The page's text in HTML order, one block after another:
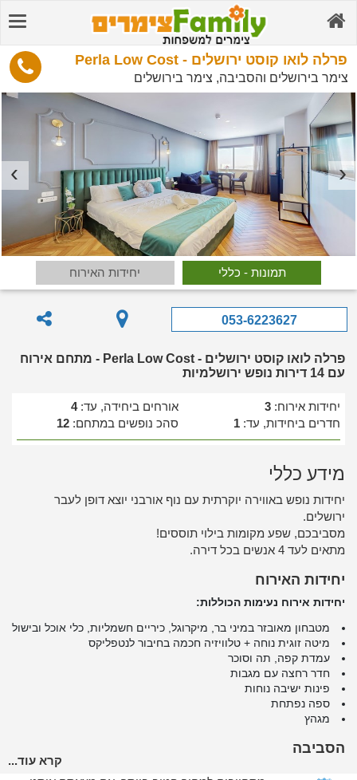
פרלה לואו קוסט ירושלים - Perla Low Cost
צימר בירושלים והסביבה, צימר בירושלים
תמונות - כללי יחידות האירוח
053-6223627
פרלה לואו קוסט ירושלים - Perla Low Cost - מתחם אירוח
עם 14 דירות נופש ירושלמיות
יחידות אירוח: 3 אורחים ביחידה, עד:4
חדרים ביחידות, עד: 1 סהכ נופשים במתחם: 12
מידע כללי
יחידות נופש באווירה יוקרתית עם נוף אורבני יוצא דופן לעבר
ירושלים.
מסביבכם, שפע מקומות בילוי תוססים!
מתאים לעד 4 אנשים בכל דירה.
יחידות האירוח
יחידות אירוח נעימות הכוללות:
מטבחון מאובזר במיני בר, מיקרוגל, כיריים חשמליות, כלי אוכל ובישול
מיטה זוגית נוחה + טלוויזיה חכמה בחיבור לנטפליקס
עמדת קפה, תה וסוכר
חדר רחצה עם מגבות
פינות ישיבה נוחות
ספה נפתחת
מגהץ
הסביבה
קרא עוד...